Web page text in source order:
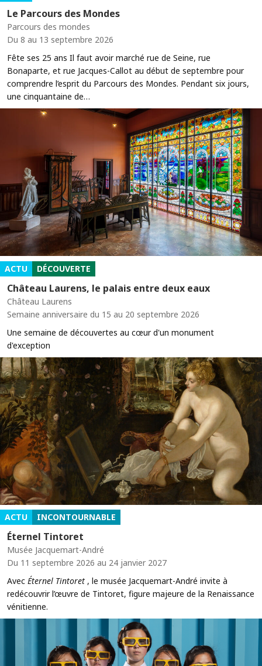
Le Parcours des Mondes
Parcours des mondes
Du 8 au 13 septembre 2026
Fête ses 25 ans Il faut avoir marché rue de Seine, rue
Bonaparte, et rue Jacques-Callot au début de septembre pour
comprendre l’esprit du Parcours des Mondes. Pendant six jours,
une cinquantaine de…
ACTU DÉCOUVERTE
Château Laurens, le palais entre deux eaux
Château Laurens
Semaine anniversaire du 15 au 20 septembre 2026
Une semaine de découvertes au cœur d'un monument
d'exception
ACTU INCONTOURNABLE
Éternel Tintoret
Musée Jacquemart-André
Du 11 septembre 2026 au 24 janvier 2027
Avec Éternel Tintoret , le musée Jacquemart-André invite à
redécouvrir l’œuvre de Tintoret, figure majeure de la Renaissance
vénitienne.